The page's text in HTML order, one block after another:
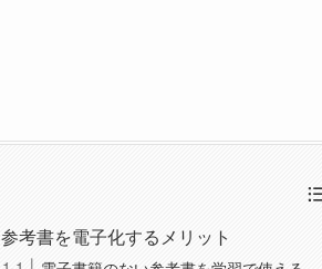
参考書を電子化するメリット